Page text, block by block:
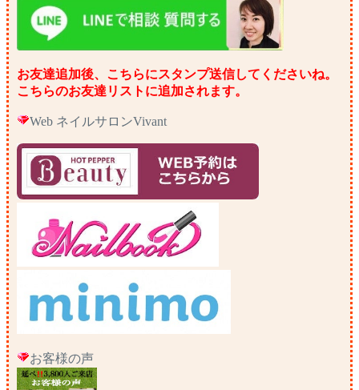
お友達追加後、こちらにスタンプ送信してくださいね。
こちらのお友達リストに追加されます。
Web ネイルサロンVivant
お客様の声